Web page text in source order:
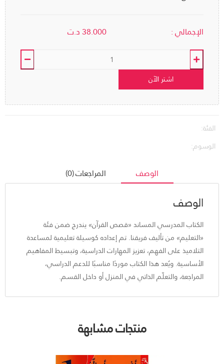
الإجمالي : 38.000د.ت
اشتر الآن
الفئة:
الوسوم:
الوصف المراجعات (0)
الوصف
الكتاب المدرسي المساند «قصص القرآن» يندرج ضمن فئة
«التعليم» من تأليف فريقنا. تم إعداده كوسيلة تعليمية لمساعدة
التلاميذ على الفهم، تعزيز المهارات الدراسية، وتبسيط المفاهيم
الأساسية. ويُعد هذا الكتاب موردًا مناسبًا للدعم الدراسي،
المراجعة، والتعلّم الذاتي في المنزل أو داخل القسم.
منتجات مشابهة